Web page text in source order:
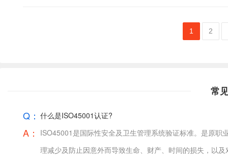
1 2
常
Q： 什么是ISO45001认证?
A：
ISO45001是国际性安全及卫生管理系统验证标准。是原
理减少及防止因意外而导致生命、财产、时间的损失，以